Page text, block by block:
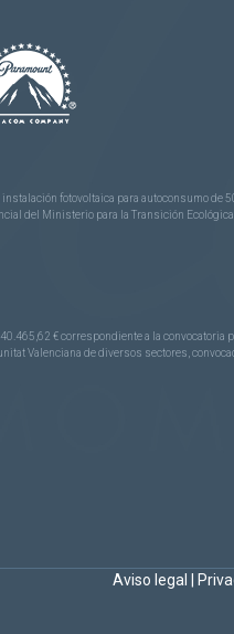
fotovoltaica para autoconsumo de
del Ministerio para la Transición Ecológica
40.465,62 € correspondiente a la convocatoria
Valenciana de diversos sectores,
Aviso legal